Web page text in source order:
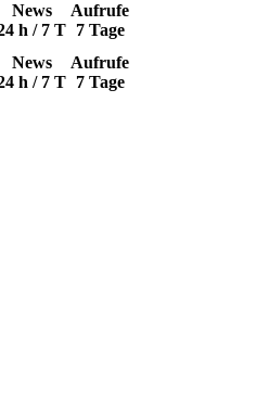
News
h / 7 T
Aufrufe
7 Tage
News
h / 7 T
Aufrufe
7 Tage